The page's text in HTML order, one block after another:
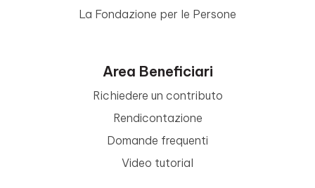
La Fondazione per le Persone
Area Beneficiari
Richiedere un contributo
Rendicontazione
Domande frequenti
Video tutorial